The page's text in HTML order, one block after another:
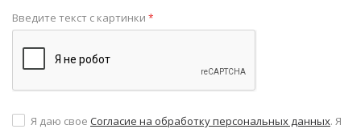
Введите текст с картинки *
Я даю свое Согласие на обработку персональных данных. Я